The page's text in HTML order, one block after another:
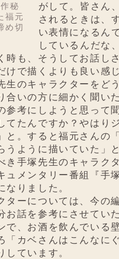
秘
福元
め切
がして。皆さん
されるときは、
い表情になるん
しているんだな
も、そうしてお話し
けで描くよりも良い感
のキャラクターをど
合いの方に細かく聞い
参考にしようと思って
てたんですか？やはり
と。すると福元さんの
うように描いていた」
き手塚先生のキャラク
ュメンタリー番組『手
なりました。
ーについては、今の
お話を参考にさせてい
で、お酒を飲んでいる
「カベさんはこんなに
しています。